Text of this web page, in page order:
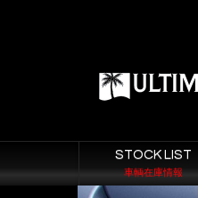
STOCK LIST
車輌在庫情報